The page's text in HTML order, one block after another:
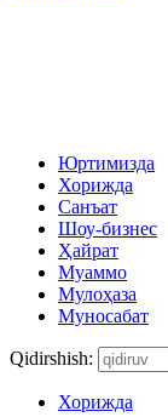
Юртимизда
Хорижда
Санъат
Шоу-бизнес
Ҳайрат
Муаммо
Мулоҳаза
Муносабат
Qidirshish:
Хорижда